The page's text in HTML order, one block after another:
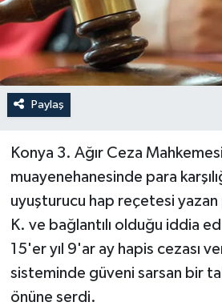
Paylaş
Konya 3. Ağır Ceza
muayenehanesinde para
uyuşturucu hap reçetesi
K. ve bağlantılı olduğu iddia
15'er yıl 9'ar ay hapis cezası
sisteminde güveni sarsan bir
önüne serdi.